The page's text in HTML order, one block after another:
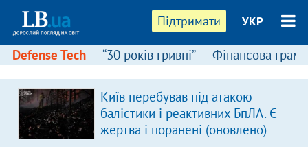
Підтримати УКР
Defense Tech “30 років гривні” Фінансова
Київ перебував під атакою
балістики і реактивних БпЛА. Є
жертва і поранені (оновлено)